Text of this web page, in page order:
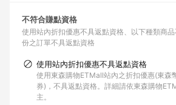
不符合賺點資格
使用站內折扣優惠不具返點資格 以下種類商
份之訂單不具返點資格
使用站內折扣優惠不具返點資格
使用東森購物ETMall站內之折扣優惠(東森
券)，不具返點資格。詳細請依東森購物
主。